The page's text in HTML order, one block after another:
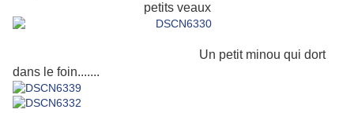
petits veaux
Un petit minou qui dort
dans le foin.......